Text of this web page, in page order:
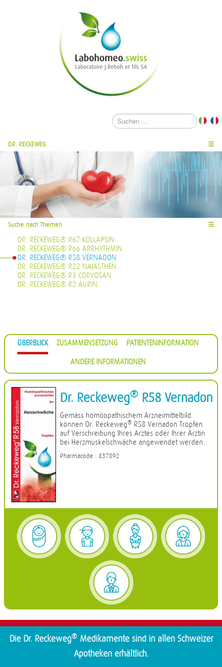
DR. RECKEWEG ☰
Suche nach Themen ☰
DR. RECKEWEG® R67 KOLLAPSIN
DR. RECKEWEG® R66 ARRHYTHMIN
DR. RECKEWEG® R58 VERNADON
DR. RECKEWEG® R22 NAJASTHEN
DR. RECKEWEG® R3 CORVOSAN
DR. RECKEWEG® R2 AURIN
ÜBERBLICK ZUSAMMENSETZUNG PATIENTENINFORMATION
ANDERE INFORMATIONEN
Dr. Reckeweg® R58 Vernadon
Gemäss homöopathischem Arzneimittelbild
können Dr. Reckeweg® R58 Vernadon Tropfen
auf Verschreibung Ihres Arztes oder Ihrer Ärztin
bei Herzmuskelschwäche angewendet werden.
Pharmacode : 837092
Die Dr. Reckeweg®Medikamente sind in allen Schweizer
Apotheken erhältlich.